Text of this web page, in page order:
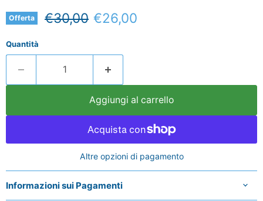
Offerta Prezzo originale
€30,00 Prezzo attuale
€26,00
Quantità
Aggiungi al carrello
Altre opzioni di pagamento
Informazioni sui Pagamenti